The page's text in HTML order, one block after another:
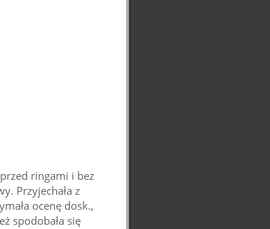
ringami i bez
Przyjechała z
ocenę dosk.,
spodobała się